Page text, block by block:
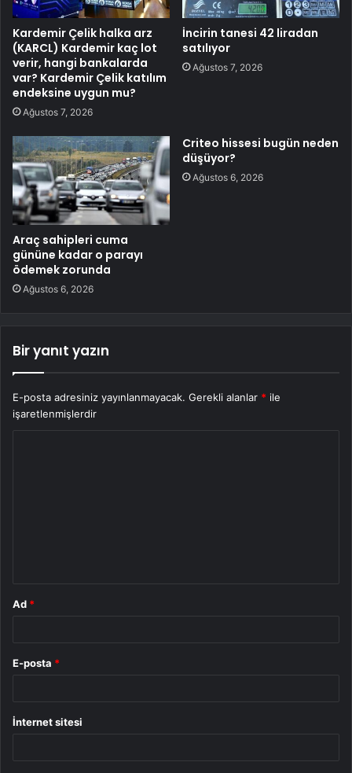
Kardemir Çelik halka arz
(KARCL) Kardemir kaç lot
verir, hangi bankalarda
var? Kardemir Çelik katılım
endeksine uygun mu?
Ağustos 7, 2026
İncirin tanesi 42 liradan
satılıyor
Ağustos 7, 2026
Araç sahipleri cuma
gününe kadar o parayı
ödemek zorunda
Ağustos 6, 2026
Criteo hissesi bugün neden
düşüyor?
Ağustos 6, 2026
Bir yanıt yazın
E-posta adresiniz yayınlanmayacak. Gerekli alanlar * ile
işaretlenmişlerdir
Ad *
E-posta *
İnternet sitesi